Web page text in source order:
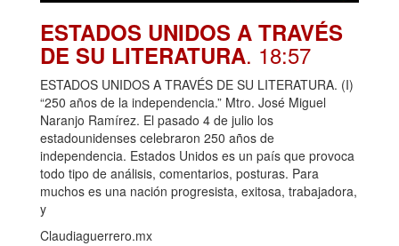
ESTADOS UNIDOS A TRAVÉS
DE SU LITERATURA. 18:57
ESTADOS UNIDOS A TRAVÉS DE SU LITERATURA. (I)
“250 años de la independencia.” Mtro. José Miguel
Naranjo Ramírez. El pasado 4 de julio los
estadounidenses celebraron 250 años de
independencia. Estados Unidos es un país que provoca
todo tipo de análisis, comentarios, posturas. Para
muchos es una nación progresista, exitosa, trabajadora,
y
Claudiaguerrero.mx